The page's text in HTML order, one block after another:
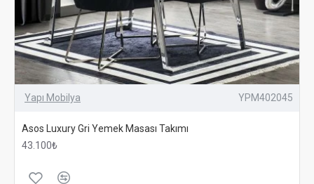
Yapı Mobilya YPM402045
Asos Luxury Gri Yemek Masası Takımı
43.100₺